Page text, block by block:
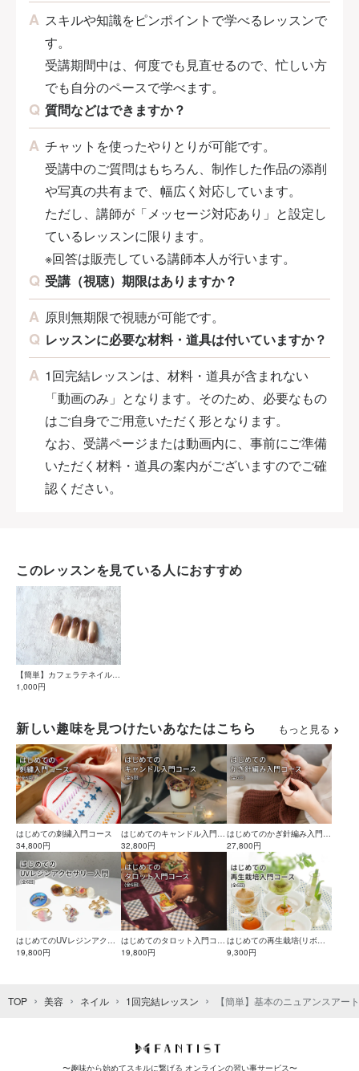
スキルや知識をピンポイントで学べるレッスンで
す。
受講期間中は、何度でも見直せるので、忙しい方
でも自分のペースで学べます。
質問などはできますか？
チャットを使ったやりとりが可能です。
受講中のご質問はもちろん、制作した作品の添削
や写真の共有まで、幅広く対応しています。
ただし、講師が「メッセージ対応あり」と設定し
ているレッスンに限ります。
※回答は販売している講師本人が行います。
受講（視聴）期限はありますか？
原則無期限で視聴が可能です。
レッスンに必要な材料・道具は付いていますか？
1回完結レッスンは、材料・道具が含まれない
「動画のみ」となります。そのため、必要なもの
はご自身でご用意いただく形となります。
なお、受講ページまたは動画内に、事前にご準備
いただく材料・道具の案内がございますのでご確
認ください。
このレッスンを見ている人におすすめ
【簡単】カフェラテネイルの
やり方
1,000円
新しい趣味を見つけたいあなたはこちら もっと見る
はじめての刺繍入門コース
34,800円
はじめてのキャンドル入門コ
ース
32,800円
はじめてのかぎ針編み入門コ
ース
27,800円
はじめてのUVレジンアクセ
サリー入門コース
19,800円
はじめてのタロット入門コー
ス
19,800円
はじめての再生栽培(リボベ
ジ)入門コース
9,300円
TOP 美容 ネイル 1回完結レッスン 【簡単】基本のニュアンスアー
〜趣味から始めてスキルに繋げる オンラインの習い事サービス〜